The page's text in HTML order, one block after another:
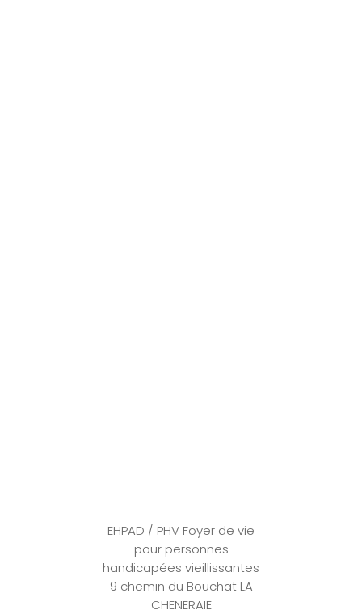
EHPAD / PHV Foyer de vie
pour personnes
handicapées vieillissantes
9 chemin du Bouchat LA
CHENERAIE